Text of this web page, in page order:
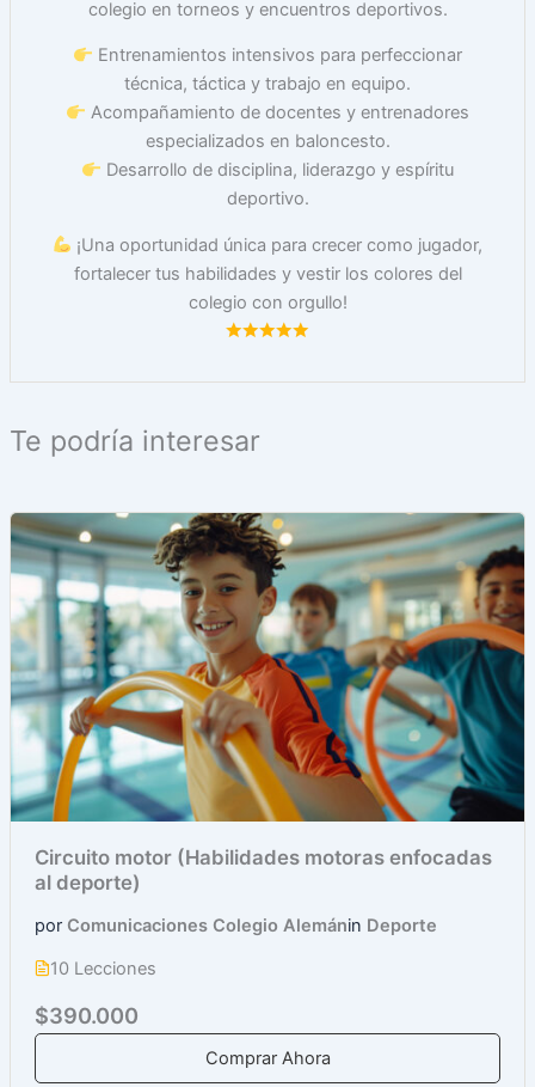
colegio en torneos y encuentros deportivos.
Entrenamientos intensivos para perfeccionar
técnica, táctica y trabajo en equipo.
Acompañamiento de docentes y entrenadores
especializados en baloncesto.
Desarrollo de disciplina, liderazgo y espíritu
deportivo.
¡Una oportunidad única para crecer como jugador,
fortalecer tus habilidades y vestir los colores del
colegio con orgullo!
Te podría interesar
Circuito motor (Habilidades motoras enfocadas
al deporte)
por Comunicaciones Colegio Alemánin Deporte
10 Lecciones
$390.000
Comprar Ahora